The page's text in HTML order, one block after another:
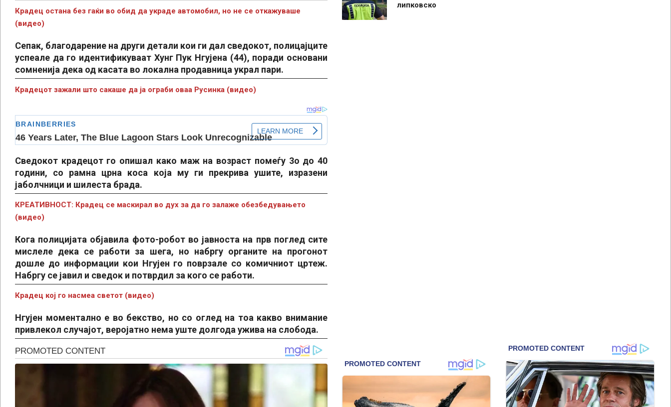
Крадец остана без гаќи во обид да украде автомобил, но не се откажуваше
(видео)
Сепак, благодарение на други детали кои ги дал сведокот, полицајците
успеале да го идентификуваат Хунг Пук Нгујена (44), поради основани
сомненија дека од касата во локална продавница украл пари.
Крадецот зажали што сакаше да ја ограби оваа Русинка (видео)
Сведокот крадецот го опишал како маж на возраст помеѓу 3о до 40
години, со рамна црна коса која му ги прекрива ушите, изразени
јаболчници и шилеста брада.
КРЕАТИВНОСТ: Крадец се маскирал во дух за да го залаже обезбедувањето
(видео)
Кога полицијата објавила фото-робот во јавноста на прв поглед сите
мислеле дека се работи за шега, но набргу органите на прогонот
дошле до информации кои Нгујен го поврзале со комичниот цртеж.
Набргу се јавил и сведок и потврдил за кого се работи.
Крадец кој го насмеа светот (видео)
Нгујен моментално е во бекство, но со оглед на тоа какво внимание
привлекол случајот, веројатно нема уште долгода ужива на слобода.
липковско